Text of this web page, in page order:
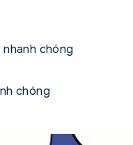
chóng
chóng